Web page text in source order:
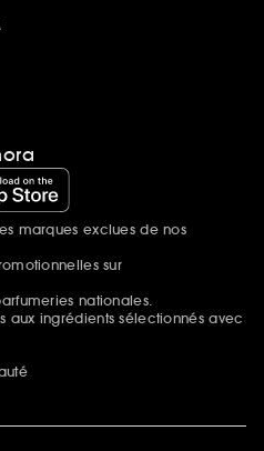
marques exclues de nos
sur
nationales.
aux ingrédients sélectionnés avec